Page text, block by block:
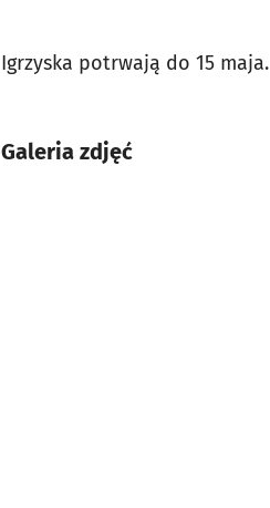
Igrzyska potrwają do 15 maja.
Galeria zdjęć